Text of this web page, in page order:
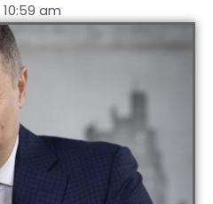
10:59 am